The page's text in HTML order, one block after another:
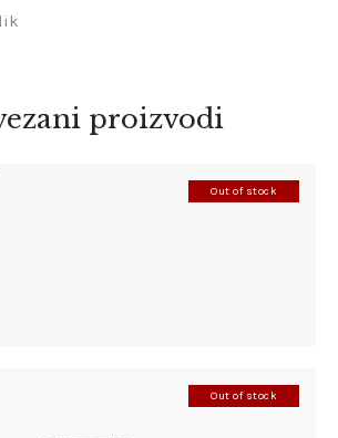
proizvodi
Out of stock
Out of stock